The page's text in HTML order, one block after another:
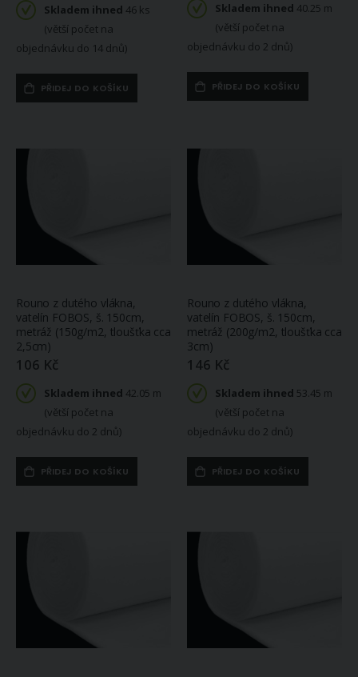
Skladem ihned 46 ks
(větší počet na
objednávku do 14 dnů)
PŘIDEJ DO KOŠÍKU
Skladem ihned 40.25 m
(větší počet na
objednávku do 2 dnů)
PŘIDEJ DO KOŠÍKU
Rouno z dutého vlákna,
vatelín FOBOS, š. 150cm,
metráž (150g/m2, tloušťka cca
2,5cm)
106 Kč
Skladem ihned 42.05 m
(větší počet na
objednávku do 2 dnů)
PŘIDEJ DO KOŠÍKU
Rouno z dutého vlákna,
vatelín FOBOS, š. 150cm,
metráž (200g/m2, tloušťka cca
3cm)
146 Kč
Skladem ihned 53.45 m
(větší počet na
objednávku do 2 dnů)
PŘIDEJ DO KOŠÍKU
poslední 1.7 m)
109 Kč
Nažehlovací štítek s popisovačem na látky, 050592
75 Kč
Skladem
(větší počet na
Deka KARMELA PLUS BÉŽOVÝ LIST, 150x200cm
(do 14 dnů)
346 Kč
Skladem
ihned 1 ks